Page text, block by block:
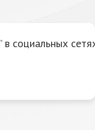
социальных